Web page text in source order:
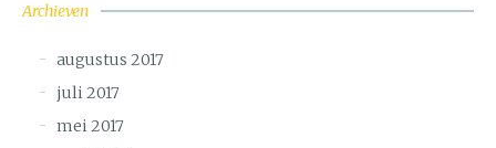
Archieven
augustus 2017
juli 2017
mei 2017